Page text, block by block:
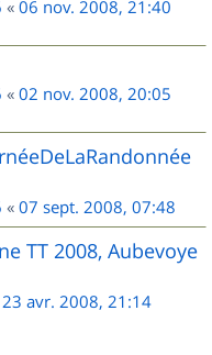
« 06 nov. 2008, 21:40
« 02 nov. 2008, 20:05
« 07 sept. 2008, 07:48
TT 2008, Aubevoye
23 avr. 2008, 21:14